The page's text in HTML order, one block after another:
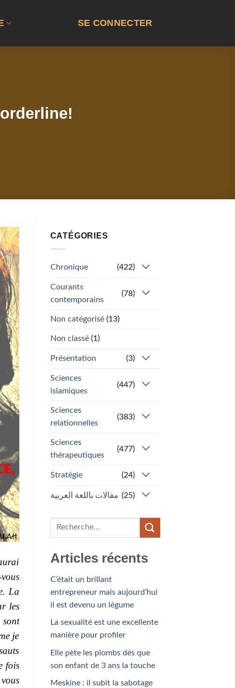
SE CONNECTER
La
les
je
fois
CATÉGORIES
Chronique (422)
Courants
contemporains
(78)
Non catégorisé(13)
Non classé(1)
Présentation (3)
Sciences
islamiques
(447)
Sciences
relationnelles
(383)
Sciences
thérapeutiques
(477)
Stratégie (24)
مقالات باللغة العربية (25)
Articles récents
C’était un brillant
entrepreneur mais aujourd’hui
il est devenu un légume
La sexualité est une excellente
manière pour profiler
Elle pète les plombs dès que
son enfant de 3 ans la touche
Meskine : il subit la sabotage